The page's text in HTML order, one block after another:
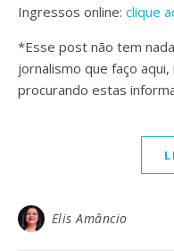
Ingressos online: clique
*Esse post não tem
jornalismo que faço
procurando estas
Elis Amâncio